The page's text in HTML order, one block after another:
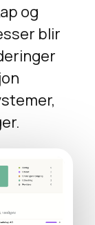
og
blir